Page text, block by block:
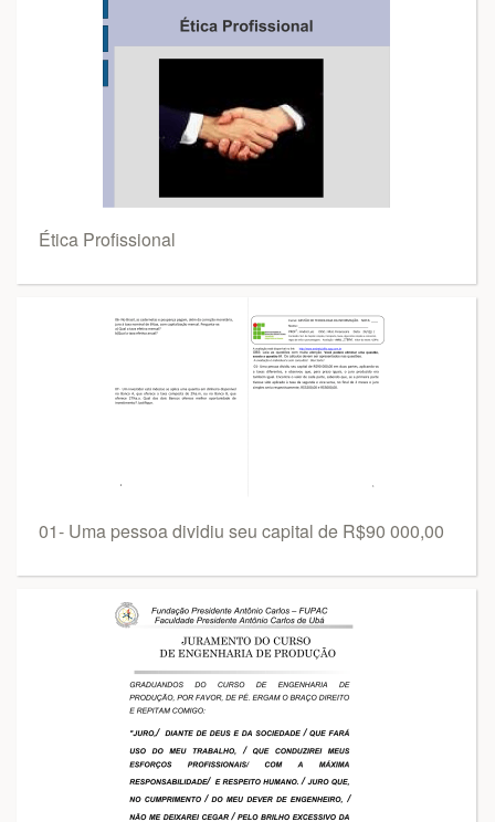
Ética Profissional
01- Uma pessoa dividiu seu capital de R$90 000,00